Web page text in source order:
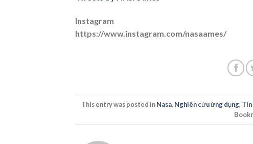
Instagram
https://www.instagram.com/nasaames/
This entry was posted inNasa, Nghiên cứu ứng dụng, Tin